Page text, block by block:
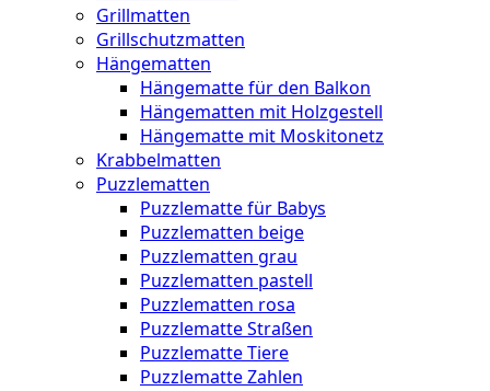
Grillmatten
Grillschutzmatten
Hängematten
Hängematte für den Balkon
Hängematten mit Holzgestell
Hängematte mit Moskitonetz
Krabbelmatten
Puzzlematten
Puzzlematte für Babys
Puzzlematten beige
Puzzlematten grau
Puzzlematten pastell
Puzzlematten rosa
Puzzlematte Straßen
Puzzlematte Tiere
Puzzlematte Zahlen